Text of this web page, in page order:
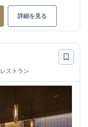
詳細を見る
レストラン